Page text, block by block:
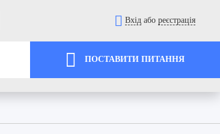
Вхід або реєстрація
ПОСТАВИТИ ПИТАННЯ